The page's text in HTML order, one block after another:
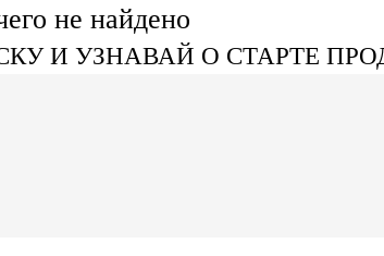
не найдено
И УЗНАВАЙ О СТАРТЕ